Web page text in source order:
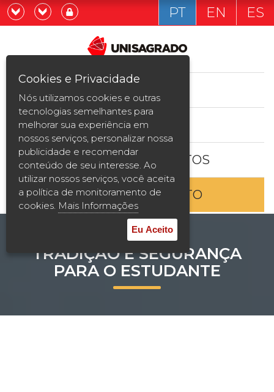
Graduação
Pós-graduação e MBA
Curta Duração
Vestibular
2ª Graduação
Transferência
Reingresso
Prouni
Já sou estudande
Quero ser estudante
PT EN ES
ESTUDE AQUI
BOLSAS E DESCONTOS
ENTRE EM CONTATO
TRADIÇÃO E SEGURANÇA
PARA O ESTUDANTE
Cookies e Privacidade
Nós utilizamos cookies e outras
tecnologias semelhantes para
melhorar sua experiência em
nossos serviços, personalizar nossa
publicidade e recomendar
conteúdo de seu interesse. Ao
utilizar nossos serviços, você aceita
a política de monitoramento de
cookies. Mais Informações
Eu Aceito